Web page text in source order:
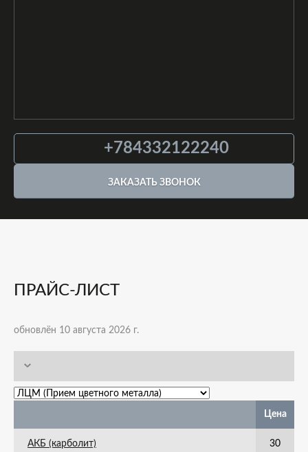
+784332122240
ЗАКАЗАТЬ ЗВОНОК
ПРАЙС-ЛИСТ
обновлён 10 августа 2026 г.
Цена
АКБ (карболит) 30